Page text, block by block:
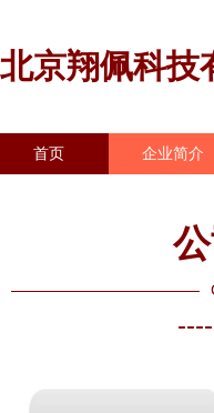
北京翔佩科技
首页 企业简介